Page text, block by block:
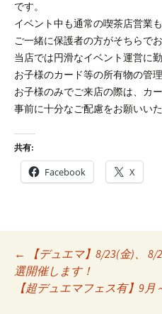
です。
イベント中も通常の喫茶店営業
ご一緒に保護者の方がそちらで
当店では円滑なイベント運営に勤
お子様のカード等の所有物の管
お子様のみでご来店の際は、カ
事前に十分なご配慮をお願いいた
共有:
Facebook X
Post
←
【デュエマ】8/23(金)、
選開催します！
【超デュエマフェス有】9